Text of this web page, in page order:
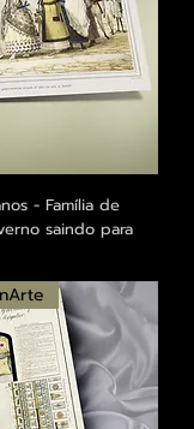
- Família de
saindo para